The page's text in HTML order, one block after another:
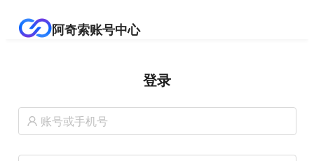
阿奇索账号中心
登录